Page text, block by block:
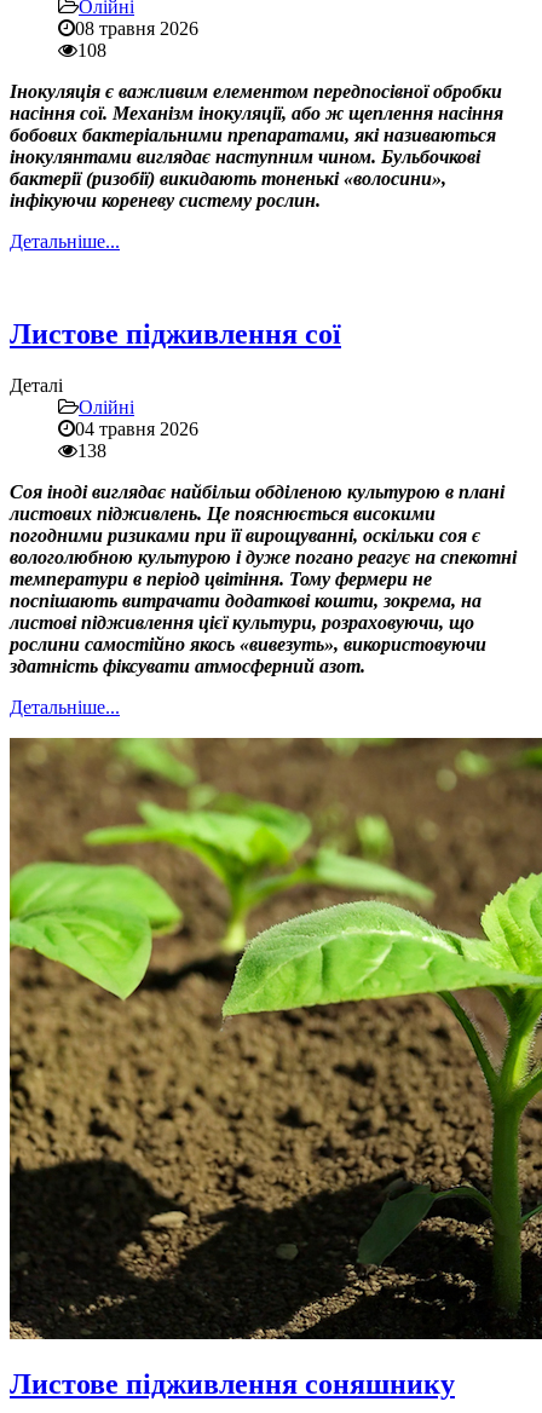
Олійні
08 травня 2026
108
Інокуляція є важливим елементом передпосівної обробки
насіння сої. Механізм інокуляції, або ж щеплення насіння
бобових бактеріальними препаратами, які називаються
інокулянтами виглядає наступним чином. Бульбочкові
бактерії (ризобії) викидають тоненькі «волосини»,
інфікуючи кореневу систему рослин.
Детальніше...
Листове підживлення сої
Деталі
Олійні
04 травня 2026
138
Соя іноді виглядає найбільш обділеною культурою в плані
листових підживлень. Це пояснюється високими
погодними ризиками при її вирощуванні, оскільки соя є
вологолюбною культурою і дуже погано реагує на спекотні
температури в період цвітіння. Тому фермери не
поспішають витрачати додаткові кошти, зокрема, на
листові підживлення цієї культури, розраховуючи, що
рослини самостійно якось «вивезуть», використовуючи
здатність фіксувати атмосферний азот.
Детальніше...
Листове підживлення соняшнику